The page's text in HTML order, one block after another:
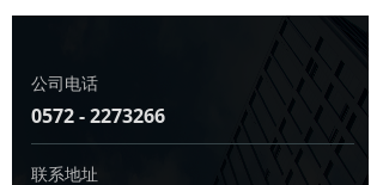
公司电话
0572 - 2273266
联系地址